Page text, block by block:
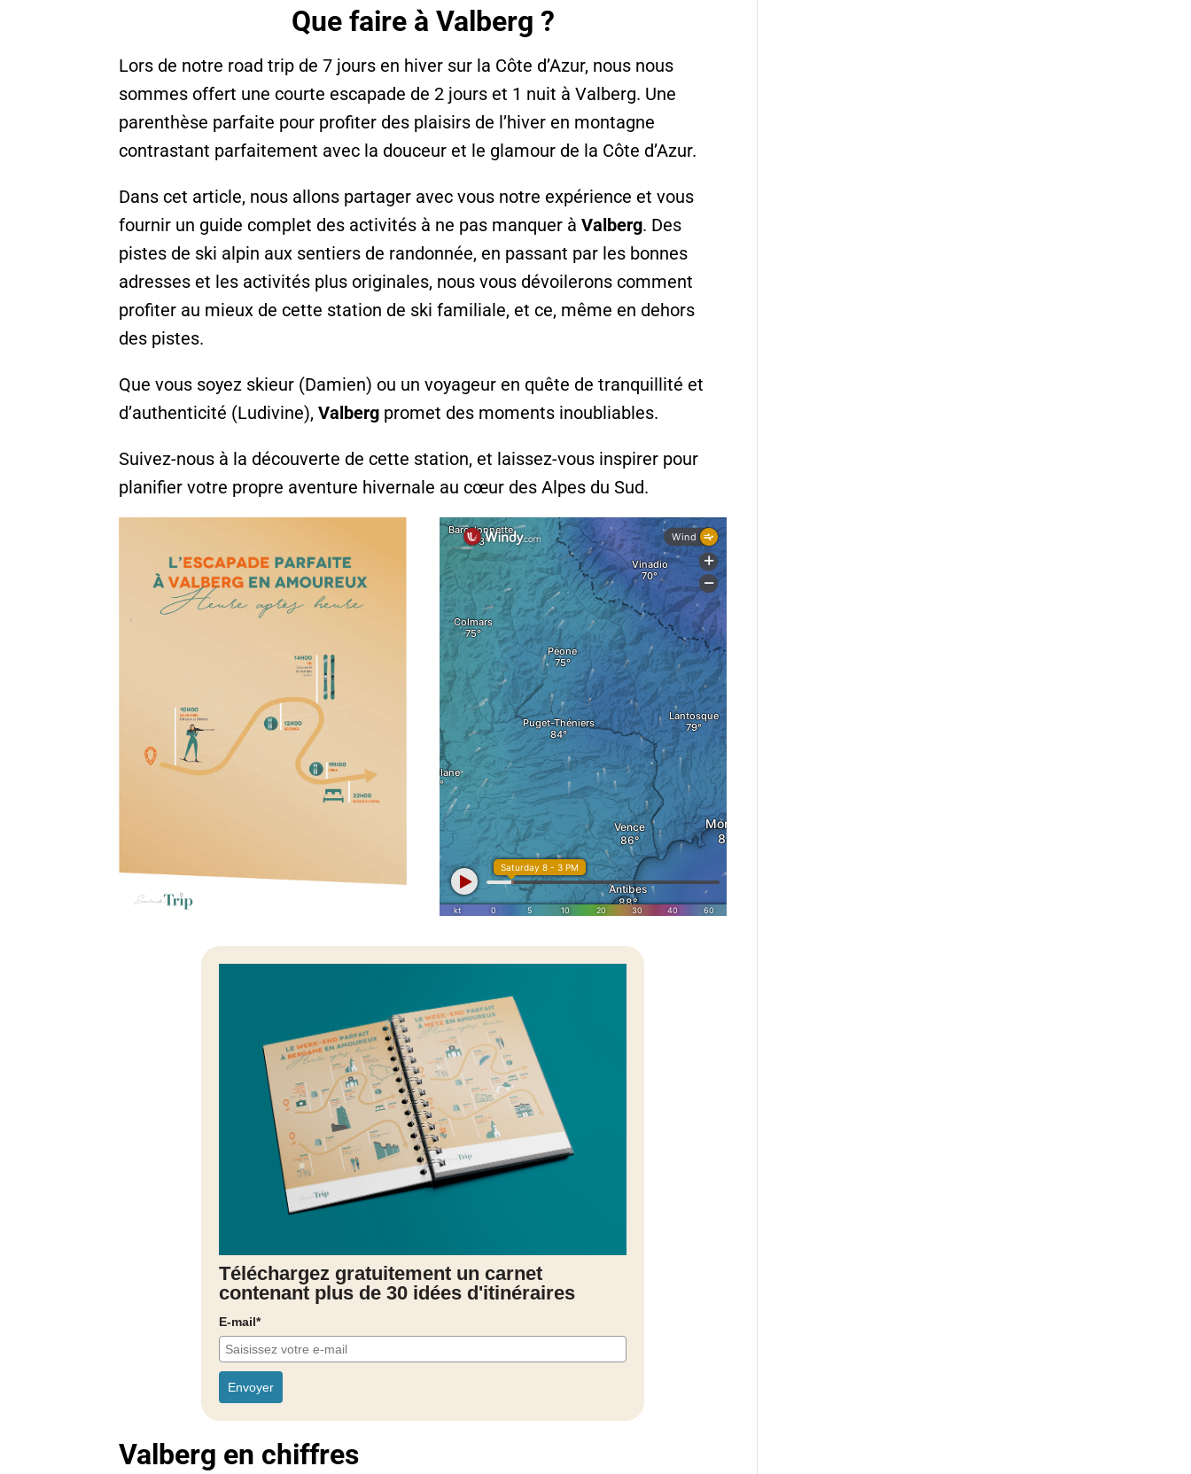
Que faire à Valberg ?
Lors de notre road trip de 7 jours en hiver sur la Côte d’Azur, nous nous
sommes offert une courte escapade de 2 jours et 1 nuit à Valberg. Une
parenthèse parfaite pour profiter des plaisirs de l’hiver en montagne
contrastant parfaitement avec la douceur et le glamour de la Côte d’Azur.
Dans cet article, nous allons partager avec vous notre expérience et vous
fournir un guide complet des activités à ne pas manquer àValberg. Des
pistes de ski alpin aux sentiers de randonnée, en passant par les bonnes
adresses et les activités plus originales, nous vous dévoilerons comment
profiter au mieux de cette station de ski familiale, et ce, même en dehors
des pistes.
Que vous soyez skieur (Damien) ou un voyageur en quête de tranquillité et
d’authenticité (Ludivine),Valberg promet des moments inoubliables.
Suivez-nous à la découverte de cette station, et laissez-vous inspirer pour
planifier votre propre aventure hivernale au cœur des Alpes du Sud.
Téléchargez gratuitement un carnet
contenant plus de 30 idées d'itinéraires
E-mail*
Envoyer
Valberg en chiffres